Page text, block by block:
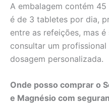
A embalagem contém
é de 3 tabletes por dia,
entre as refeições, mas
consultar um profissional
dosagem personalizada.
Onde posso comprar o
e Magnésio com